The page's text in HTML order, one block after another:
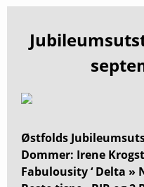
Østfolds
Dommer: Irene
Fabulousity ‘ Delta »